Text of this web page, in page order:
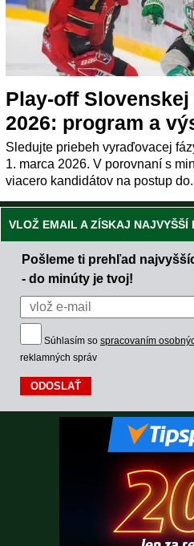
Play-off
2026: program a
Sledujte priebeh vyraďovacej
1. marca 2026. V porovnaní s
viacero kandidátov na postup
VLOŽ EMAIL A ZÍSKAJ NAJVYŠŠÍ
Pošleme ti prehľad
- do minúty je tvoj!
Súhlasím so spracovaním
reklamných správ